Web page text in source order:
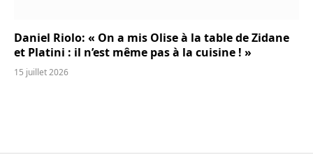
Daniel Riolo: « On a mis Olise à la table de Zidane
et Platini : il n’est même pas à la cuisine ! »
15 juillet 2026